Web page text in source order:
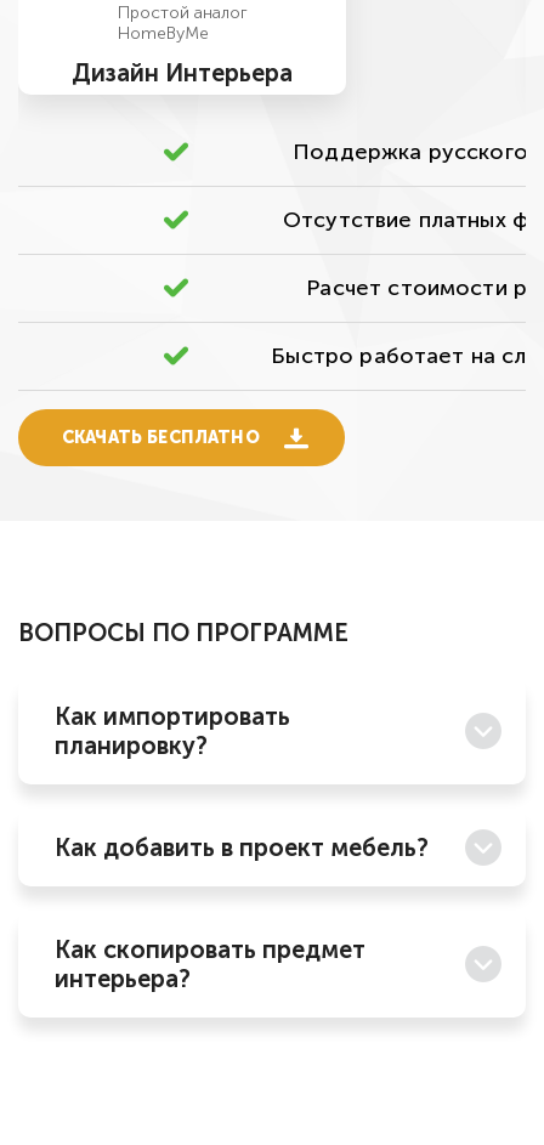
Простой аналог
HomeByMe
Дизайн Интерьера
Поддержка русского
Отсутствие платных
Расчет стоимости
Быстро работает на
СКАЧАТЬ БЕСПЛАТНО
ВОПРОСЫ ПО ПРОГРАММЕ
Как импортировать
планировку?
Как добавить в проект мебель?
Как скопировать предмет
интерьера?